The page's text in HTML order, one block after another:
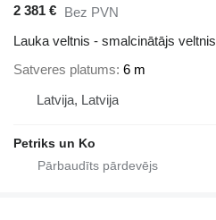
2 381 € Bez PVN
Lauka veltnis - smalcinātājs veltnis
Satveres platums 6 m
Latvija, Latvija
Petriks un Ko